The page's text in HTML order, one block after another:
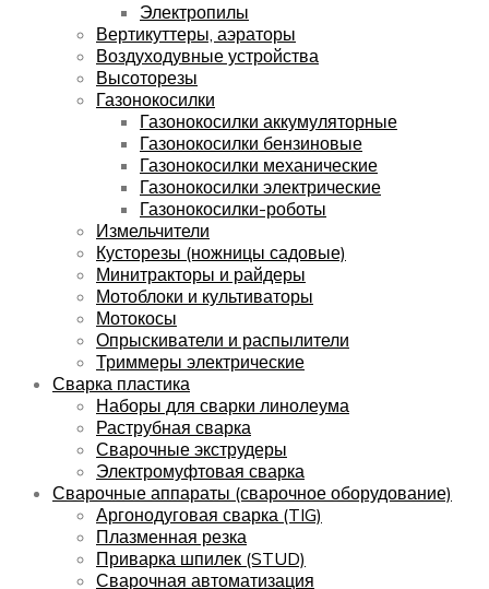
Электропилы
Вертикуттеры, аэраторы
Воздуходувные устройства
Высоторезы
Газонокосилки
Газонокосилки аккумуляторные
Газонокосилки бензиновые
Газонокосилки механические
Газонокосилки электрические
Газонокосилки-роботы
Измельчители
Кусторезы (ножницы садовые)
Минитракторы и райдеры
Мотоблоки и культиваторы
Мотокосы
Опрыскиватели и распылители
Триммеры электрические
Сварка пластика
Наборы для сварки линолеума
Раструбная сварка
Сварочные экструдеры
Электромуфтовая сварка
Сварочные аппараты (сварочное оборудование)
Аргонодуговая сварка (TIG)
Плазменная резка
Приварка шпилек (STUD)
Сварочная автоматизация